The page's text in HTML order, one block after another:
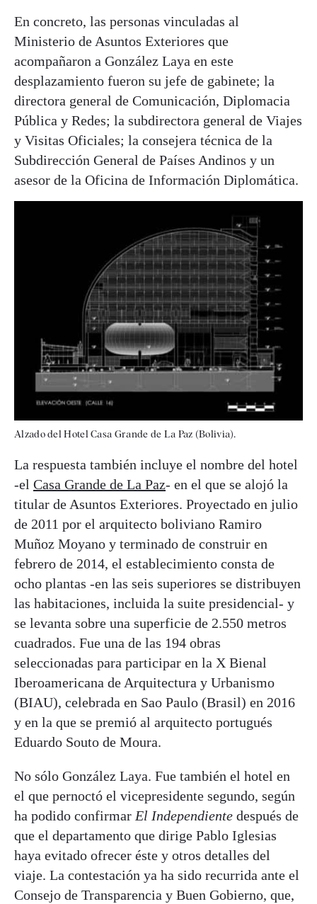
En concreto, las personas vinculadas al
Ministerio de Asuntos Exteriores que
acompañaron a González Laya en este
desplazamiento fueron su jefe de gabinete; la
directora general de Comunicación, Diplomacia
Pública y Redes; la subdirectora general de Viajes
y Visitas Oficiales; la consejera técnica de la
Subdirección General de Países Andinos y un
asesor de la Oficina de Información Diplomática.
Alzado del Hotel Casa Grande de La Paz (Bolivia).
La respuesta también incluye el nombre del hotel
-el Casa Grande de La Paz- en el que se alojó la
titular de Asuntos Exteriores. Proyectado en julio
de 2011 por el arquitecto boliviano Ramiro
Muñoz Moyano y terminado de construir en
febrero de 2014, el establecimiento consta de
ocho plantas -en las seis superiores se distribuyen
las habitaciones, incluida la suite presidencial- y
se levanta sobre una superficie de 2.550 metros
cuadrados. Fue una de las 194 obras
seleccionadas para participar en la X Bienal
Iberoamericana de Arquitectura y Urbanismo
(BIAU), celebrada en Sao Paulo (Brasil) en 2016
y en la que se premió al arquitecto portugués
Eduardo Souto de Moura.
No sólo González Laya. Fue también el hotel en
el que pernoctó el vicepresidente segundo, según
ha podido confirmar El Independiente después de
que el departamento que dirige Pablo Iglesias
haya evitado ofrecer éste y otros detalles del
viaje. La contestación ya ha sido recurrida ante el
Consejo de Transparencia y Buen Gobierno, que,